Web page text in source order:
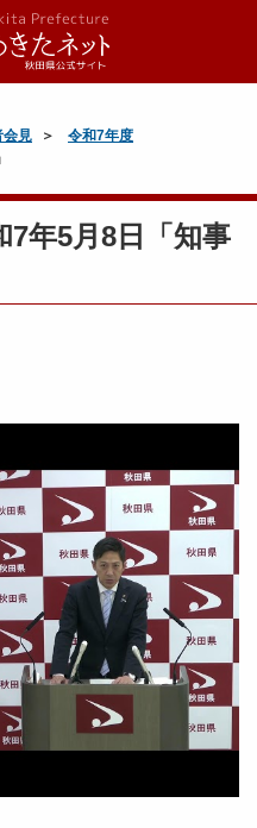
会見
令和7年度
年5月8日「知事